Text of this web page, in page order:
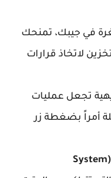
في جيبك، تمنحك
لاتخاذ قرارات
أمراً بضغطة زر
سجلات النظام (System